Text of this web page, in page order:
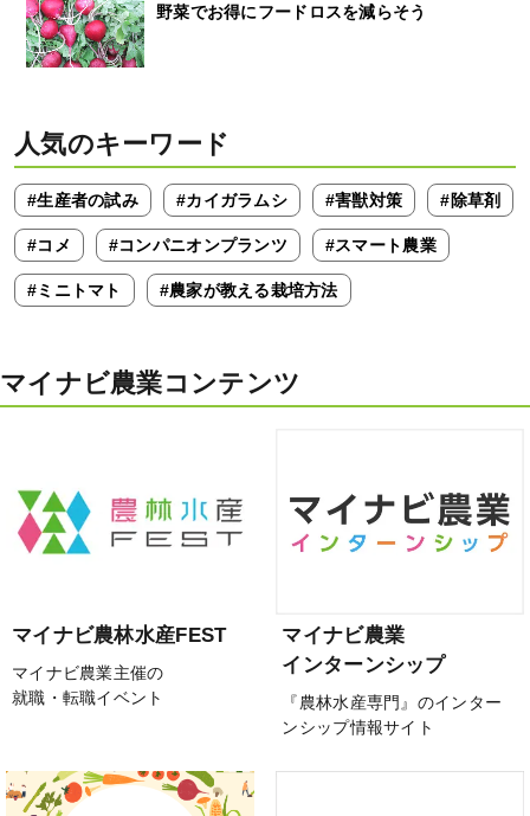
野菜でお得にフードロスを減らそう
人気のキーワード
#生産者の試み #カイガラムシ #害獣対策 #除草剤
#コメ #コンパニオンプランツ #スマート農業
#ミニトマト #農家が教える栽培方法
マイナビ農業コンテンツ
マイナビ農林水産FEST
マイナビ農業主催の
就職・転職イベント
マイナビ農業
インターンシップ
『農林水産専門』のインター
ンシップ情報サイト